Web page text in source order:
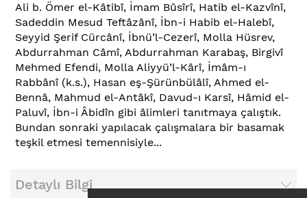
Ali b. Ömer el-Kâtibî, İmam Bûsîrî, Hatib el-Kazvînî,
Sadeddin Mesud Teftâzânî, İbn-i Habib el-Halebî,
Seyyid Şerif Cürcânî, İbnü’l-Cezerî, Molla Hüsrev,
Abdurrahman Câmî, Abdurrahman Karabaş, Birgivî
Mehmed Efendi, Molla Aliyyü’l-Kârî, İmâm-ı
Rabbânî (k.s.), Hasan eş-Şürünbülâlî, Ahmed el-
Bennâ, Mahmud el-Antâkî, Davud-ı Karsî, Hâmid el-
Paluvî, İbn-i Âbidîn gibi âlimleri tanıtmaya çalıştık.
Bundan sonraki yapılacak çalışmalara bir basamak
teşkil etmesi temennisiyle...
Detaylı Bilgi